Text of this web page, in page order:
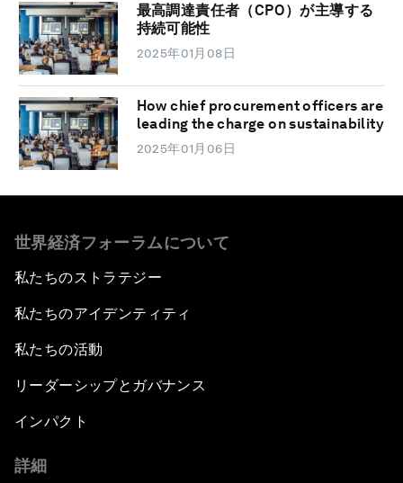
最高調達責任者（CPO）が主導する
持続可能性
2025年01月08日
How chief procurement officers are
leading the charge on sustainability
2025年01月06日
世界経済フォーラムについて
私たちのストラテジー
私たちのアイデンティティ
私たちの活動
リーダーシップとガバナンス
インパクト
詳細